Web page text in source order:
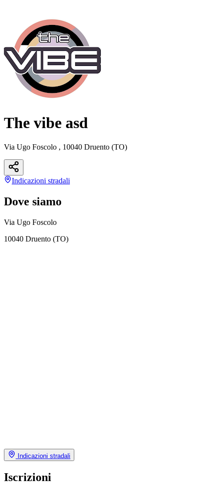
The vibe asd
Via Ugo Foscolo , 10040 Druento (TO)
Indicazioni stradali
Dove siamo
Via Ugo Foscolo
10040 Druento (TO)
Indicazioni stradali
Iscrizioni